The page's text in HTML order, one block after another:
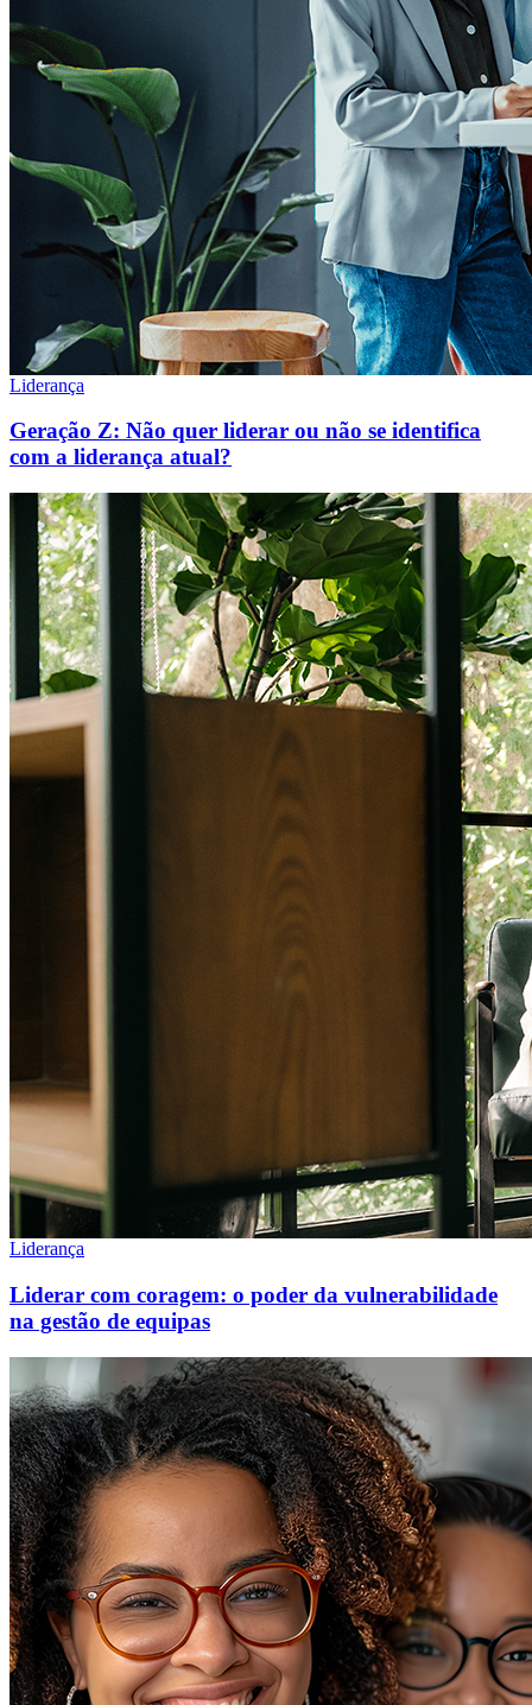
Liderança
Geração Z: Não quer liderar ou não se identifica
com a liderança atual?
Liderança
Liderar com coragem: o poder da vulnerabilidade
na gestão de equipas